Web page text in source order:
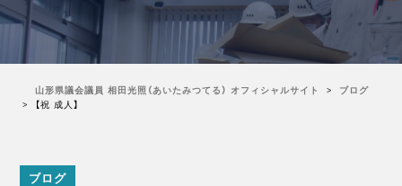
山形県議会議員 相田光照（あいたみつてる） オフィシャルサイト
ブログ
【祝 成人】
ブログ